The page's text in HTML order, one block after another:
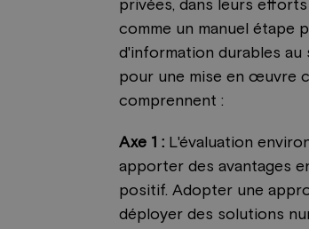
privées, dans leurs
comme un manuel étape
d'information durables
pour une mise en œuvre
comprennent :
Axe 1 : L'évaluation
apporter des avantages
positif. Adopter une
déployer des solutions